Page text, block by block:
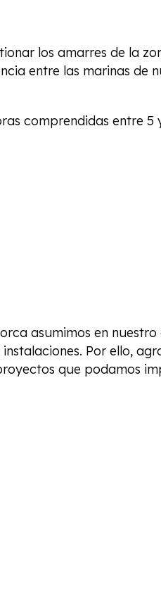
los amarres de la
entre las marinas de
comprendidas entre 5
asumimos en
Por ello,
que podamos